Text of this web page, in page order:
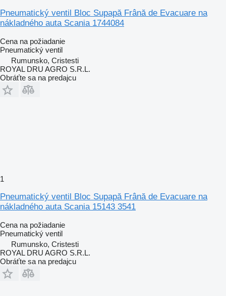
Pneumatický ventil Bloc Supapă Frână de Evacuare na
nákladného auta Scania 1744084
Cena na požiadanie
Pneumatický ventil
Rumunsko, Cristesti
ROYAL DRU AGRO S.R.L.
Obráťte sa na predajcu
1
Pneumatický ventil Bloc Supapă Frână de Evacuare na
nákladného auta Scania 15143 3541
Cena na požiadanie
Pneumatický ventil
Rumunsko, Cristesti
ROYAL DRU AGRO S.R.L.
Obráťte sa na predajcu